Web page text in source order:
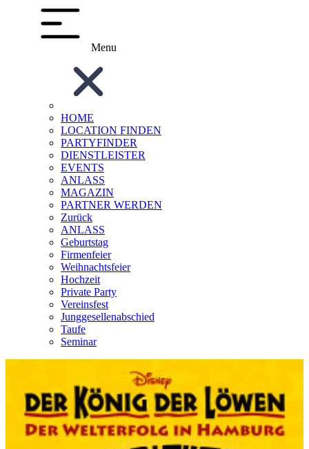
Menu
HOME
LOCATION FINDEN
PARTYFINDER
DIENSTLEISTER
EVENTS
ANLASS
MAGAZIN
PARTNER WERDEN
Zurück
ANLASS
Geburtstag
Firmenfeier
Weihnachtsfeier
Hochzeit
Private Party
Vereinsfest
Junggesellenabschied
Taufe
Seminar